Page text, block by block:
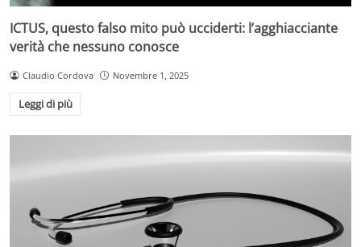
ICTUS, questo falso mito può ucciderti: l’agghiacciante
verità che nessuno conosce
Claudio Cordova Novembre 1, 2025
Leggi di più